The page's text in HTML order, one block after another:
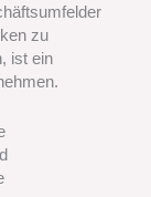
zu
ist ein